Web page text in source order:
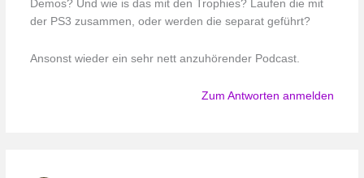
Demos? Und wie is das mit den Trophies? Laufen die mit
der PS3 zusammen, oder werden die separat geführt?
Ansonst wieder ein sehr nett anzuhörender Podcast.
Zum Antworten anmelden